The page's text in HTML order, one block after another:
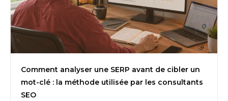
Comment analyser une SERP avant de cibler un
mot-clé : la méthode utilisée par les consultants
SEO